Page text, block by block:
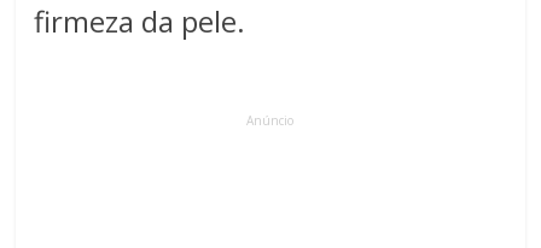
firmeza da pele.
Anúncio